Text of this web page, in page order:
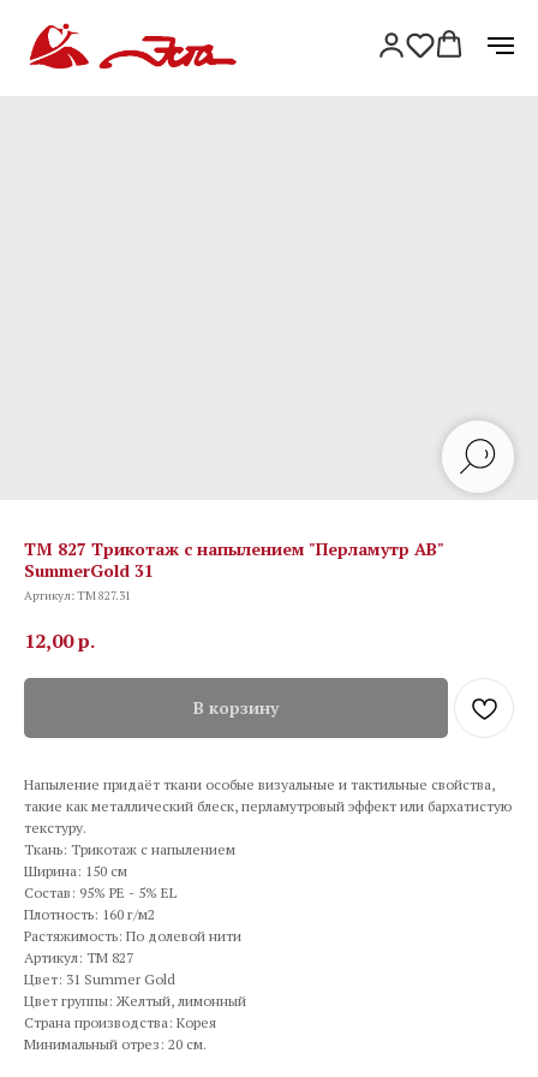
TM 827 Трикотаж с напылением "Перламутр АВ"
SummerGold 31
Артикул:TM 827.31
12,00р.
В корзину
Напыление придаёт ткани особые визуальные и тактильные свойства,
такие как металлический блеск, перламутровый эффект или бархатистую
текстуру.
Ткань: Трикотаж с напылением
Ширина: 150 см
Состав: 95% PE - 5% EL
Плотность: 160 г/м2
Растяжимость: По долевой нити
Артикул: TM 827
Цвет: 31 Summer Gold
Цвет группы: Желтый, лимонный
Страна производства: Корея
Минимальный отрез: 20 см.